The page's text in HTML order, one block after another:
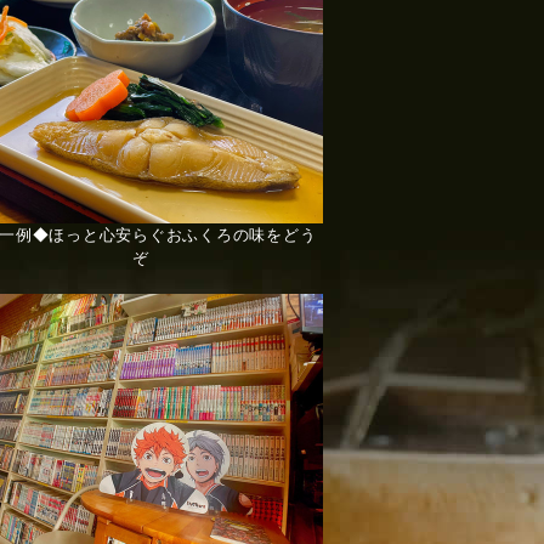
例◆ほっと心安らぐおふくろの味をどう
ぞ